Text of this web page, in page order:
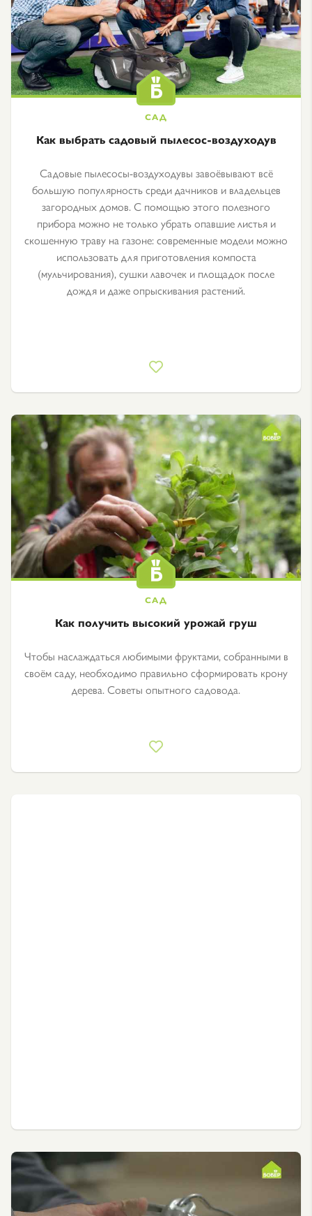
Как выбрать садовый пылесос-воздуходув
Садовые пылесосы-воздуходувы завоёвывают всё
большую популярность среди дачников и владельцев
загородных домов. С помощью этого полезного
прибора можно не только убрать опавшие листья и
скошенную траву на газоне: современные модели можно
использовать для приготовления компоста
(мульчирования), сушки лавочек и площадок после
дождя и даже опрыскивания растений.
Как получить высокий урожай груш
Чтобы наслаждаться любимыми фруктами, собранными в
своём саду, необходимо правильно сформировать крону
дерева. Советы опытного садовода.